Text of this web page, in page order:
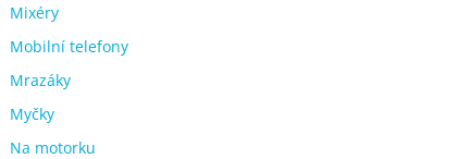
Mixéry
Mobilní telefony
Mrazáky
Myčky
Na motorku